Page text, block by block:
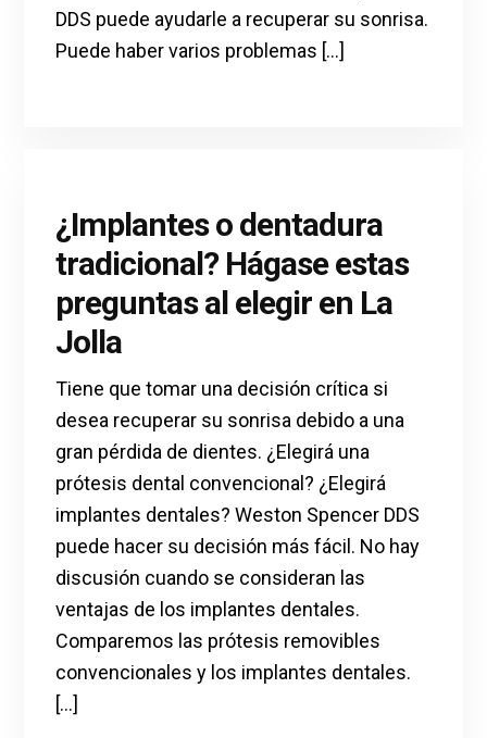
DDS puede ayudarle a recuperar su sonrisa.
Puede haber varios problemas [...]
¿Implantes o dentadura
tradicional? Hágase estas
preguntas al elegir en La
Jolla
Tiene que tomar una decisión crítica si
desea recuperar su sonrisa debido a una
gran pérdida de dientes. ¿Elegirá una
prótesis dental convencional? ¿Elegirá
implantes dentales? Weston Spencer DDS
puede hacer su decisión más fácil. No hay
discusión cuando se consideran las
ventajas de los implantes dentales.
Comparemos las prótesis removibles
convencionales y los implantes dentales.
[...]